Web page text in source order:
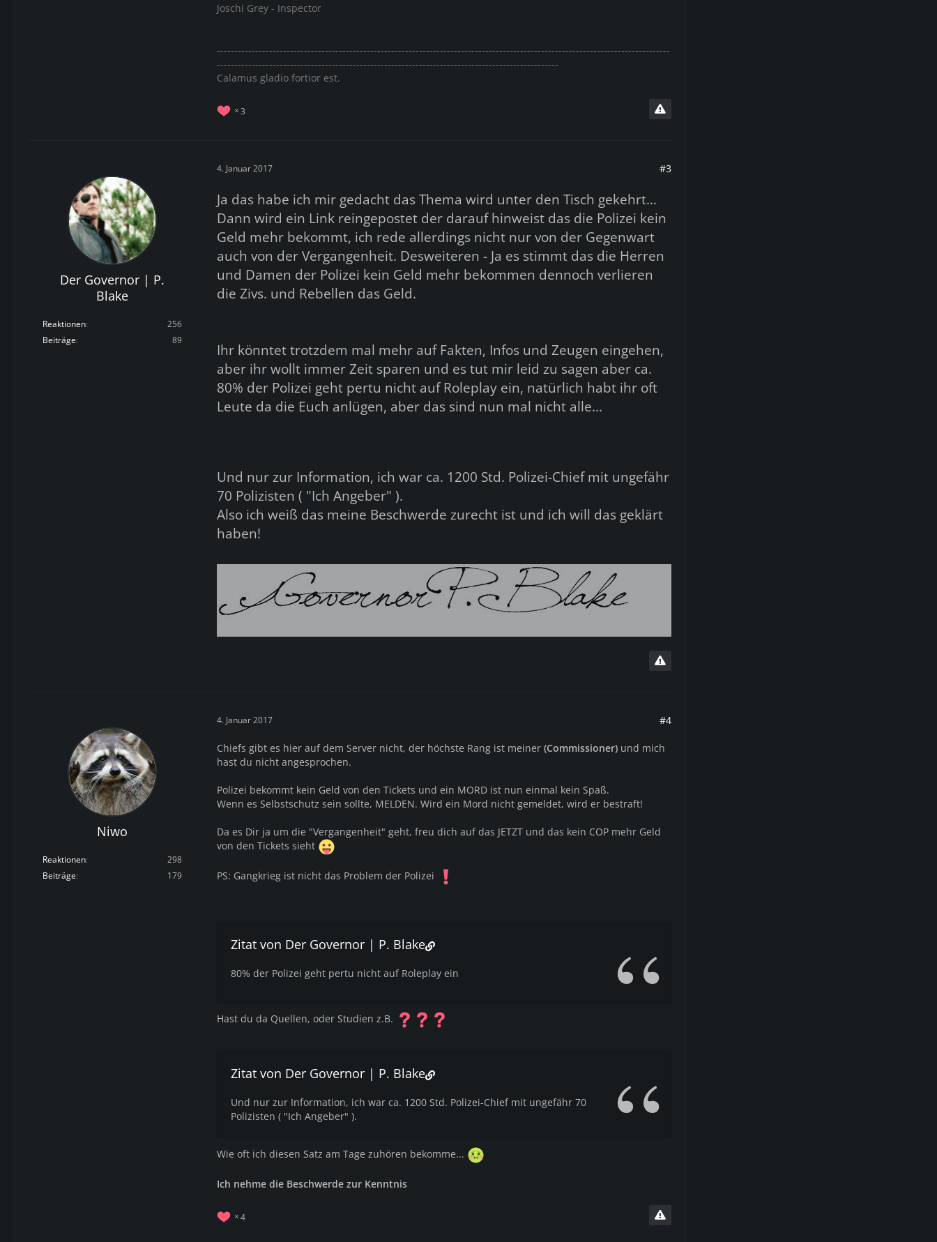
Joschi Grey - Inspector
----------------------------------------------------------------------------------------------------------------------------------
--------------------------------------------------------------------------------------------------
Calamus gladio fortior est.
3
Der Governor | P.
Blake
Reaktionen
256
Beiträge
89
4. Januar 2017 #3
Ja das habe ich mir gedacht das Thema wird unter den Tisch gekehrt...
Dann wird ein Link reingepostet der darauf hinweist das die Polizei kein
Geld mehr bekommt, ich rede allerdings nicht nur von der Gegenwart
auch von der Vergangenheit. Desweiteren - Ja es stimmt das die Herren
und Damen der Polizei kein Geld mehr bekommen dennoch verlieren
die Zivs. und Rebellen das Geld.
Ihr könntet trotzdem mal mehr auf Fakten, Infos und Zeugen eingehen,
aber ihr wollt immer Zeit sparen und es tut mir leid zu sagen aber ca.
80% der Polizei geht pertu nicht auf Roleplay ein, natürlich habt ihr oft
Leute da die Euch anlügen, aber das sind nun mal nicht alle...
Und nur zur Information, ich war ca. 1200 Std. Polizei-Chief mit ungefähr
70 Polizisten ( "Ich Angeber" ).
Also ich weiß das meine Beschwerde zurecht ist und ich will das geklärt
haben!
Niwo
Reaktionen
298
Beiträge
179
4. Januar 2017 #4
Chiefs gibt es hier auf dem Server nicht, der höchste Rang ist meiner (Commissioner) und mich
hast du nicht angesprochen.
Polizei bekommt kein Geld von den Tickets und ein MORD ist nun einmal kein Spaß.
Wenn es Selbstschutz sein sollte, MELDEN. Wird ein Mord nicht gemeldet, wird er bestraft!
Da es Dir ja um die "Vergangenheit" geht, freu dich auf das JETZT und das kein COP mehr Geld
von den Tickets sieht
PS: Gangkrieg ist nicht das Problem der Polizei
Zitat von Der Governor | P. Blake
80% der Polizei geht pertu nicht auf Roleplay ein
Hast du da Quellen, oder Studien z.B.
Zitat von Der Governor | P. Blake
Und nur zur Information, ich war ca. 1200 Std. Polizei-Chief mit ungefähr 70
Polizisten ( "Ich Angeber" ).
Wie oft ich diesen Satz am Tage zuhören bekomme...
Ich nehme die Beschwerde zur Kenntnis
4